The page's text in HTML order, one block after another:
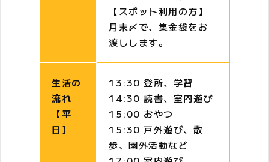
【スポット利用の方】
月末〆で、集金袋をお
渡しします。
生活の
流れ
【平
日】
13:30 登所、学習
14:30 読書、室内遊び
15:00 おやつ
15:30 戸外遊び、散
歩、園外活動など